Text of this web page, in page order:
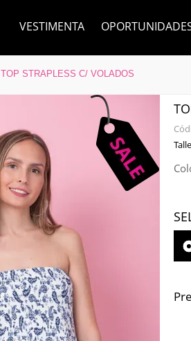
VESTIMENTA
TOP STRAPLESS C/ VOLADOS